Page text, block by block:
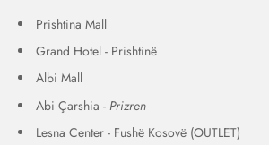
Prishtina Mall
Grand Hotel - Prishtinë
Albi Mall
Abi Çarshia - Prizren
Lesna Center - Fushë Kosovë (OUTLET)